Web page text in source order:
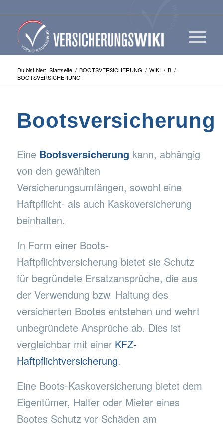
Du bist hier: Startseite / BOOTSVERSICHERUNG / WIKI / B /
BOOTSVERSICHERUNG
Bootsversicherung
Eine Bootsversicherung kann, abhängig
von den gewählten
Versicherungsumfängen, sowohl eine
Haftpflicht- als auch Kaskoversicherung
beinhalten.
In Form einer Boots-
Haftpflichtversicherung bietet sie Schutz
für begründete Ersatzansprüche, die aus
der Verwendung bzw. Haltung des
versicherten Bootes entstehen und wehrt
unbegründete Ansprüche ab. Dies ist
vergleichbar mit einer KFZ-
Haftpflichtversicherung.
Eine Boots-Kaskoversicherung bietet dem
Eigentümer, Halter oder Mieter eines
Bootes Schutz vor Schäden am